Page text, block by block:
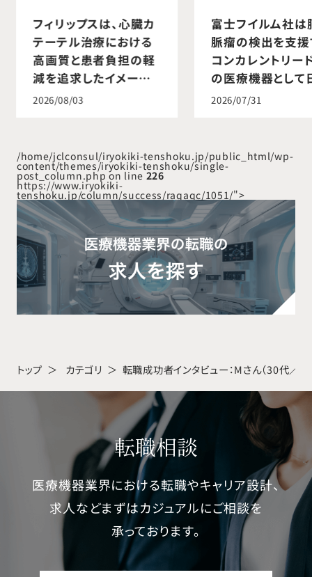
フィリップスは、心臓カ
テーテル治療における
高画質と患者負担の軽
減を追求したイメージ
ングテクノロジー
始しました
2026/08/03
富士フイルム社は
脈瘤の検出を支援
コンカレントリー
の医療機器として
初の薬事承認を
2026/07/31
/home/jclconsul/iryokiki-tenshoku.jp/public_html/wp-
content/themes/iryokiki-tenshoku/single-
post_column.php on line226
https://www.iryokiki-
tenshoku.jp/column/success/raqaqc/1051/">
トップ カテゴリ 転職成功者インタビュー：Mさん（30代／
転職相談
医療機器業界における転職やキャリア設計、
求人などまずはカジュアルにご相談を
承っております。